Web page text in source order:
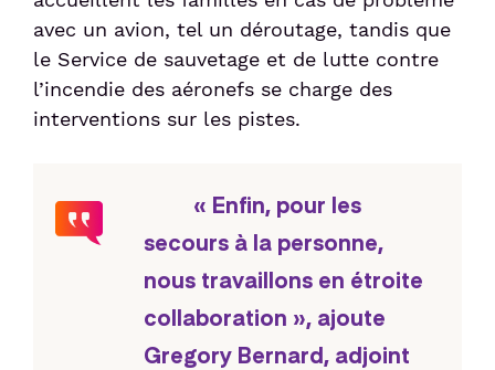
avec un avion, tel un déroutage, tandis que
le Service de sauvetage et de lutte contre
l’incendie des aéronefs se charge des
interventions sur les pistes.
« Enfin, pour les
secours à la personne,
nous travaillons en étroite
collaboration », ajoute
Gregory Bernard, adjoint